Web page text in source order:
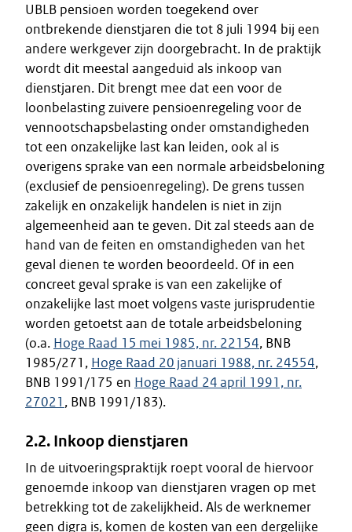
UBLB pensioen worden toegekend over
ontbrekende dienstjaren die tot 8 juli 1994 bij een
andere werkgever zijn doorgebracht. In de praktijk
wordt dit meestal aangeduid als inkoop van
dienstjaren. Dit brengt mee dat een voor de
loonbelasting zuivere pensioenregeling voor de
vennootschapsbelasting onder omstandigheden
tot een onzakelijke last kan leiden, ook al is
overigens sprake van een normale arbeidsbeloning
(exclusief de pensioenregeling). De grens tussen
zakelijk en onzakelijk handelen is niet in zijn
algemeenheid aan te geven. Dit zal steeds aan de
hand van de feiten en omstandigheden van het
geval dienen te worden beoordeeld. Of in een
concreet geval sprake is van een zakelijke of
onzakelijke last moet volgens vaste jurisprudentie
worden getoetst aan de totale arbeidsbeloning
(o.a. Hoge Raad 15 mei 1985, nr. 22154, BNB
1985/271, Hoge Raad 20 januari 1988, nr. 24554,
BNB 1991/175 en Hoge Raad 24 april 1991, nr.
27021 , BNB 1991/183).
2.2. Inkoop dienstjaren
In de uitvoeringspraktijk roept vooral de hiervoor
genoemde inkoop van dienstjaren vragen op met
betrekking tot de zakelijkheid. Als de werknemer
geen digra is, komen de kosten van een dergelijke